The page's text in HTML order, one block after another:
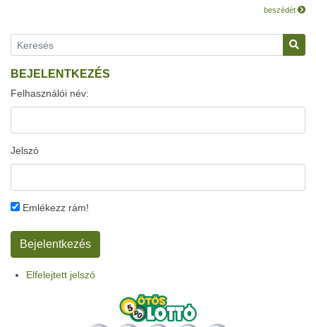
beszédét
BEJELENTKEZÉS
Felhasználói név:
Jelszó
Emlékezz rám!
Elfelejtett jelszó